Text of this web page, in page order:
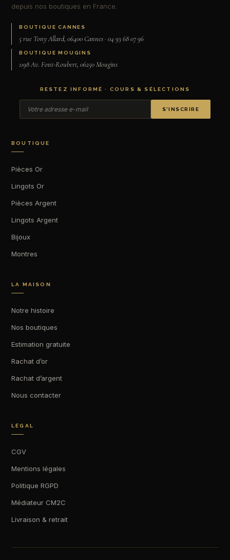
depuis nos boutiques en France.
BOUTIQUE CANNES
5 rue Tony Allard, 06400 Cannes · 04 93 68 07 96
BOUTIQUE MOUGINS
1198 Av. Font-Roubert, 06250 Mougins
RESTEZ INFORMÉ · COURS & SÉLECTIONS
S’INSCRIRE
BOUTIQUE
Pièces Or
Lingots Or
Pièces Argent
Lingots Argent
Bijoux
Montres
LA MAISON
Notre histoire
Nos boutiques
Estimation gratuite
Rachat d’or
Rachat d’argent
Nous contacter
LÉGAL
CGV
Mentions légales
Politique RGPD
Médiateur CM2C
Livraison & retrait